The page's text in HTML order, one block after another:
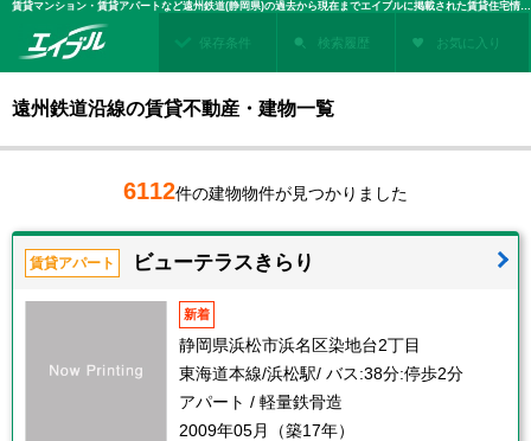
賃貸マンション・賃貸アパートなど遠州鉄道(静岡県)の過去から現在までエイブルに掲載された賃貸住宅情報・建物情報を検索！不動産賃貸を探すなら、お部屋探しのエイブル
保存条件 検索履歴 お気に入り
遠州鉄道沿線の賃貸不動産・建物一覧
6112件の建物物件が見つかりました
賃貸アパート ビューテラスきらり
新着
静岡県浜松市浜名区染地台2丁目
東海道本線/浜松駅/ バス:38分:停歩2分
アパート / 軽量鉄骨造
2009年05月（築17年）